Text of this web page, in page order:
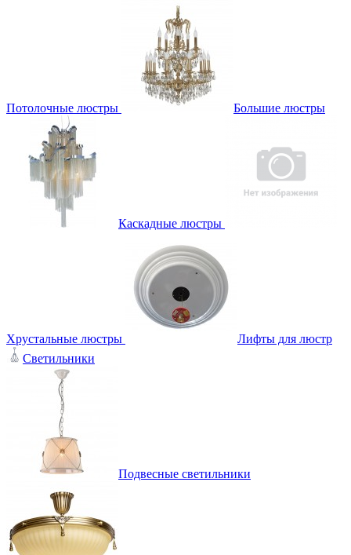
Потолочные люстры Большие люстры
Каскадные люстры
Хрустальные люстры
Лифты для люстр
Светильники
Подвесные светильники